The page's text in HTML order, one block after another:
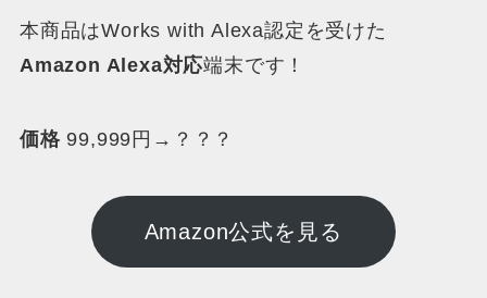
本商品はWorks with Alexa認定を受けた
Amazon Alexa対応端末です！
価格99,999円→？？？
Amazon公式を見る